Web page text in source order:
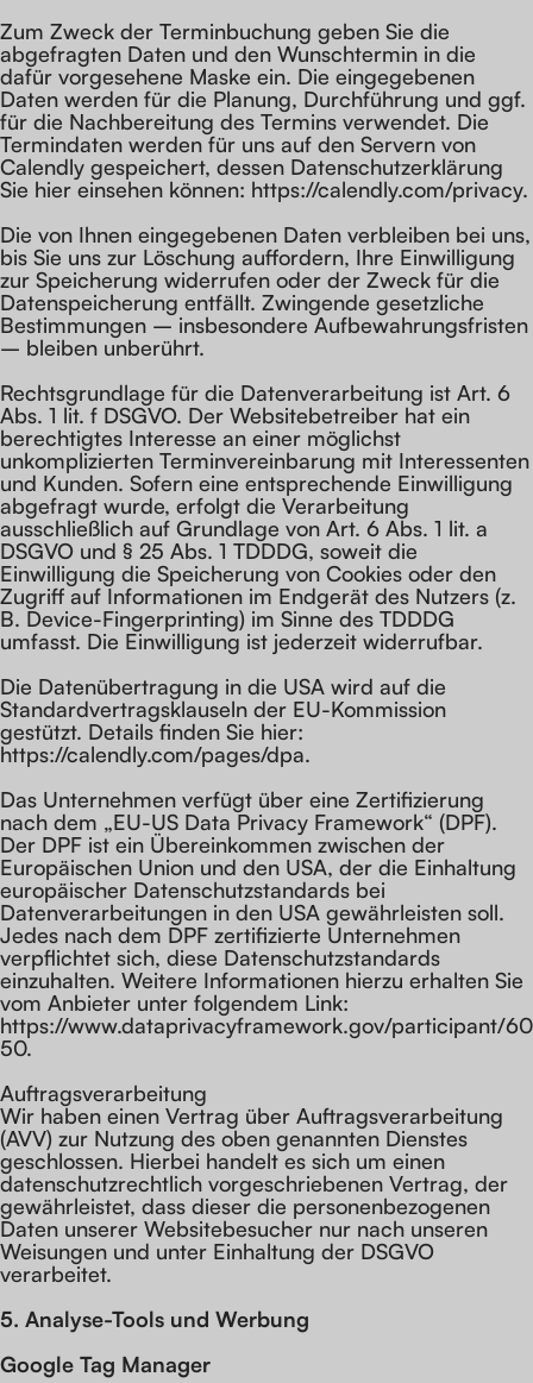
Zum Zweck der Terminbuchung geben Sie die
abgefragten Daten und den Wunschtermin in die
dafür vorgesehene Maske ein. Die eingegebenen
Daten werden für die Planung, Durchführung und ggf.
für die Nachbereitung des Termins verwendet. Die
Termindaten werden für uns auf den Servern von
Calendly gespeichert, dessen Datenschutzerklärung
Sie hier einsehen können: https://calendly.com/privacy.
Die von Ihnen eingegebenen Daten verbleiben bei uns,
bis Sie uns zur Löschung auffordern, Ihre Einwilligung
zur Speicherung widerrufen oder der Zweck für die
Datenspeicherung entfällt. Zwingende gesetzliche
Bestimmungen – insbesondere Aufbewahrungsfristen
– bleiben unberührt.
Rechtsgrundlage für die Datenverarbeitung ist Art. 6
Abs. 1 lit. f DSGVO. Der Websitebetreiber hat ein
berechtigtes Interesse an einer möglichst
unkomplizierten Terminvereinbarung mit Interessenten
und Kunden. Sofern eine entsprechende Einwilligung
abgefragt wurde, erfolgt die Verarbeitung
ausschließlich auf Grundlage von Art. 6 Abs. 1 lit. a
DSGVO und § 25 Abs. 1 TDDDG, soweit die
Einwilligung die Speicherung von Cookies oder den
Zugriff auf Informationen im Endgerät des Nutzers (z.
B. Device-Fingerprinting) im Sinne des TDDDG
umfasst. Die Einwilligung ist jederzeit widerrufbar.
Die Datenübertragung in die USA wird auf die
Standardvertragsklauseln der EU-Kommission
gestützt. Details finden Sie hier:
https://calendly.com/pages/dpa.
Das Unternehmen verfügt über eine Zertifizierung
nach dem „EU-US Data Privacy Framework“ (DPF).
Der DPF ist ein Übereinkommen zwischen der
Europäischen Union und den USA, der die Einhaltung
europäischer Datenschutzstandards bei
Datenverarbeitungen in den USA gewährleisten soll.
Jedes nach dem DPF zertifizierte Unternehmen
verpflichtet sich, diese Datenschutzstandards
einzuhalten. Weitere Informationen hierzu erhalten Sie
vom Anbieter unter folgendem Link:
https://www.dataprivacyframework.gov/participant/60
50.
Auftragsverarbeitung
Wir haben einen Vertrag über Auftragsverarbeitung
(AVV) zur Nutzung des oben genannten Dienstes
geschlossen. Hierbei handelt es sich um einen
datenschutzrechtlich vorgeschriebenen Vertrag, der
gewährleistet, dass dieser die personenbezogenen
Daten unserer Websitebesucher nur nach unseren
Weisungen und unter Einhaltung der DSGVO
verarbeitet.
5. Analyse-Tools und Werbung
Google Tag Manager